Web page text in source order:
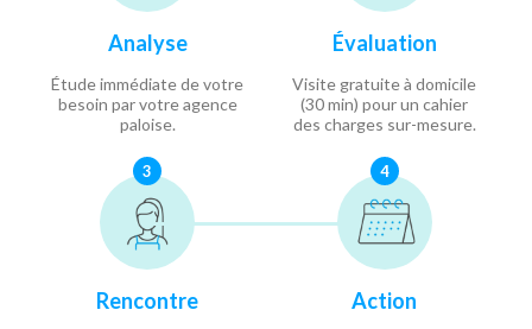
Analyse
Étude immédiate de votre
besoin par votre agence
paloise.
Évaluation
Visite gratuite à domicile
(30 min) pour un cahier
des charges sur-mesure.
3
Rencontre
4
Action